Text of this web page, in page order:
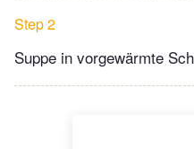
Step 2
Suppe in vorgewärmte